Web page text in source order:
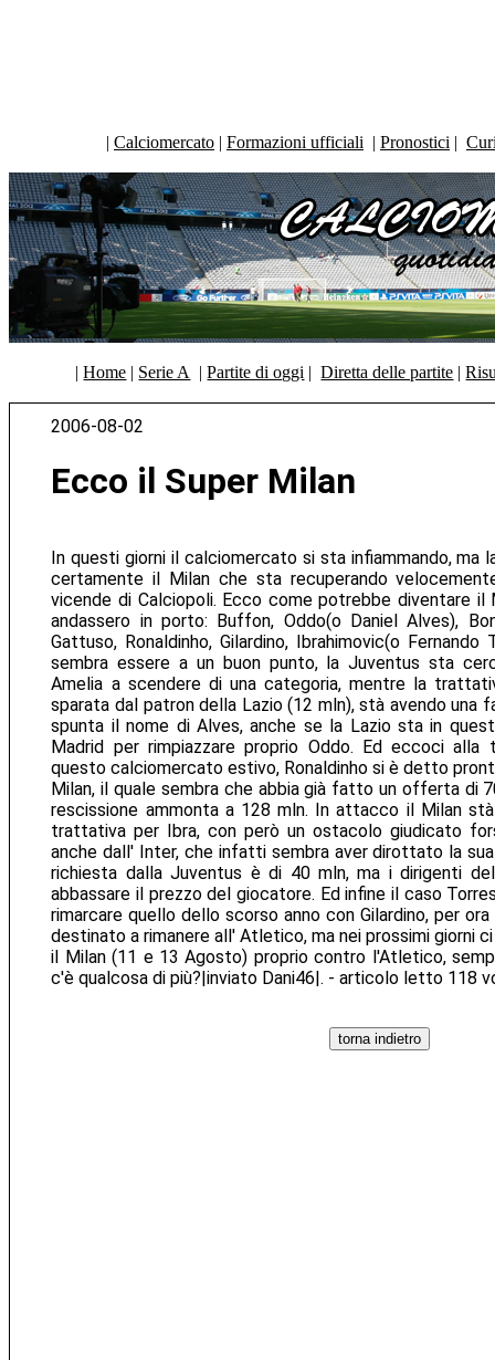
| Calciomercato | Formazioni ufficiali | Pronostici |
|Home | Serie A |Partite di oggi |Diretta delle partite |
2006-08-02
Ecco il Super Milan
In questi giorni il calciomercato si sta infiammando, ma
certamente il Milan che sta recuperando
vicende di Calciopoli. Ecco come potrebbe diventare
andassero in porto: Buffon, Oddo(o Daniel Alves),
Gattuso, Ronaldinho, Gilardino, Ibrahimovic(o
sembra essere a un buon punto, la Juventus sta
Amelia a scendere di una categoria, mentre la
sparata dal patron della Lazio (12 mln), stà avendo una
spunta il nome di Alves, anche se la Lazio sta in
Madrid per rimpiazzare proprio Oddo. Ed eccoci
questo calciomercato estivo, Ronaldinho si è detto
Milan, il quale sembra che abbia già fatto un offerta di
rescissione ammonta a 128 mln. In attacco il Milan
trattativa per Ibra, con però un ostacolo giudicato
anche dall' Inter, che infatti sembra aver dirottato la
richiesta dalla Juventus è di 40 mln, ma i dirigenti
abbassare il prezzo del giocatore. Ed infine il caso
rimarcare quello dello scorso anno con Gilardino, per
destinato a rimanere all' Atletico, ma nei prossimi giorni
il Milan (11 e 13 Agosto) proprio contro l'Atletico,
c'è qualcosa di più?|inviato Dani46|. - articolo letto 118